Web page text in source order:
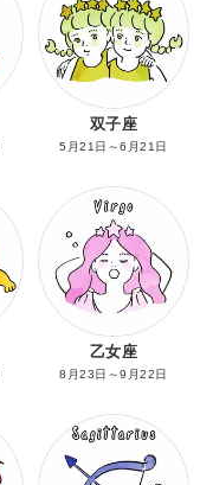
双子座
5月21日～6月21日
乙女座
8月23日～9月22日